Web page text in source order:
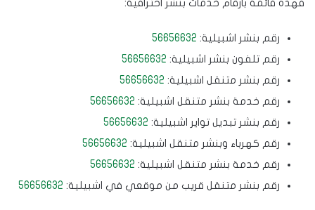
فهذه قائمة بأرقام خدمات بنشر احترافية:
رقم بنشر اشبيلية: 56656632
رقم تلفون بنشر اشبيلية: 56656632
رقم بنشر متنقل اشبيلية: 56656632
رقم خدمة بنشر متنقل اشبيلية: 56656632
رقم بنشر تبديل تواير اشبيلية: 56656632
رقم كهرباء وبنشر متنقل اشبيلية: 56656632
رقم خدمة بنشر متنقل اشبيلية: 56656632
رقم بنشر متنقل قريب من موقعي في اشبيلية: 56656632